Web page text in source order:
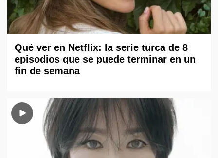
Qué ver en Netflix: la serie turca de 8
episodios que se puede terminar en un
fin de semana